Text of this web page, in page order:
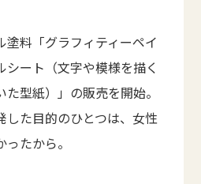
塗料「グラフィティーペイ
シート（文字や模様を描く
型紙）」の販売を開始。
した目的のひとつは、女性
たから。